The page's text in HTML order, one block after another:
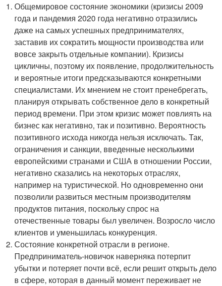
Общемировое состояние экономики (кризисы 2009
года и пандемия 2020 года негативно отразились
даже на самых успешных предпринимателях,
заставив их сократить мощности производства или
вовсе закрыть отдельные компании). Кризисы
цикличны, поэтому их появление, продолжительность
и вероятные итоги предсказываются конкретными
специалистами. Их мнением не стоит пренебрегать,
планируя открывать собственное дело в конкретный
период времени. При этом кризис может повлиять на
бизнес как негативно, так и позитивно. Вероятность
позитивного исхода никогда нельзя исключать. Так,
ограничения и санкции, введенные несколькими
европейскими странами и США в отношении России,
негативно сказались на некоторых отраслях,
например на туристической. Но одновременно они
позволили развиться местным производителям
продуктов питания, поскольку спрос на
отечественные товары был увеличен. Возросло число
клиентов и уменьшилась конкуренция.
Состояние конкретной отрасли в регионе.
Предприниматель-новичок наверняка потерпит
убытки и потеряет почти всё, если решит открыть дело
в сфере, которая в данный момент переживает не